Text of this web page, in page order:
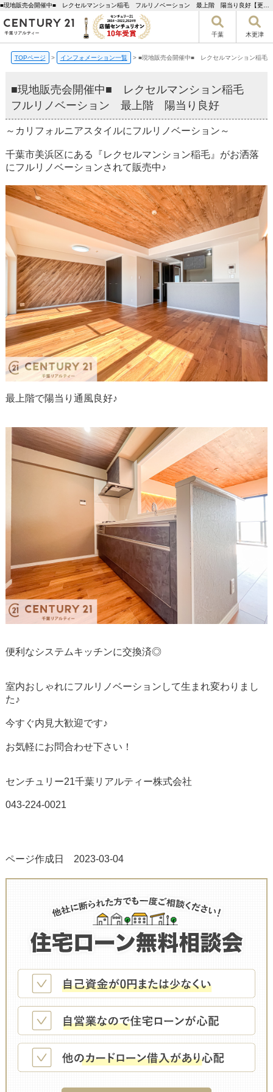
千葉 木更津
TOPページ > インフォメーション一覧 > ■現地販売会開催中■ レクセルマンション稲
■現地販売会開催中■ レクセルマンション稲毛
フルリノベーション 最上階 陽当り良好
～カリフォルニアスタイルにフルリノベーション～
千葉市美浜区にある『レクセルマンション稲毛』がお洒落
にフルリノベーションされて販売中♪
最上階で陽当り通風良好♪
便利なシステムキッチンに交換済◎
室内おしゃれにフルリノベーションして生まれ変わりまし
た♪
今すぐ内見大歓迎です♪
お気軽にお問合わせ下さい！
センチュリー21千葉リアルティー株式会社
043-224-0021
ページ作成日 2023-03-04